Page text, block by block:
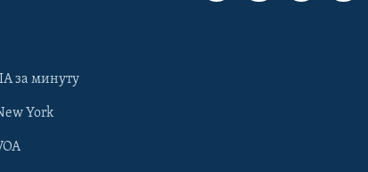
за минуту
York